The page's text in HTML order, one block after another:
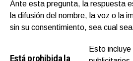
Ante esta pregunta, la respuesta
la difusión del nombre, la voz o la
sin su consentimiento, sea cual
Está prohibida la
Esto